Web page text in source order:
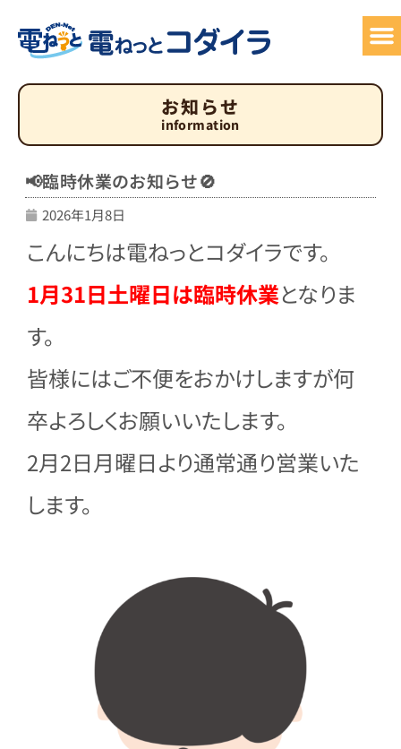
お知らせ
information
📢臨時休業のお知らせ🚫
2026年1月8日
こんにちは電ねっとコダイラです。
1月31日土曜日は臨時休業となりま
す。
皆様にはご不便をおかけしますが何
卒よろしくお願いいたします。
2月2日月曜日より通常通り営業いた
します。